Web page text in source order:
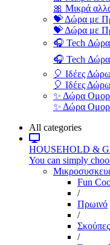
🎀 Μικρά
💝 Δώρα με
💝 Δώρα με
🎧 Tech
🎧 Tech
🎈 Ιδέες
🎈 Ιδέες
✨ Δώρα
✨ Δώρα
All categories
HOUSEHOLD &
You can simply
Fun
/
Πρωινό
/
Σκούπες
/